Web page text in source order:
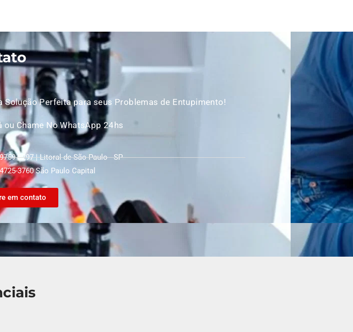
Solução Perfeita para seus Problemas de Entupimento!
ou Chame No WhatsApp 24hs
8297 | Litoral de São Paulo - SP
3760 São Paulo Capital
em contato